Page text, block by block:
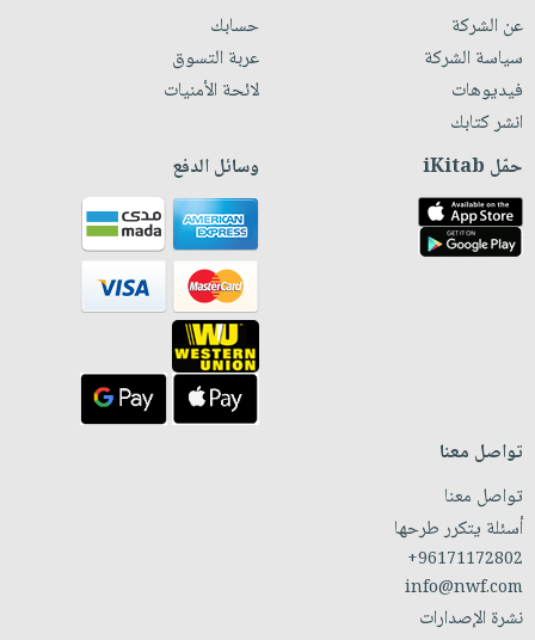
عن الشركة
سياسة الشركة
فيديوهات
انشر كتابك
حسابك
عربة التسوق
لائحة الأمنيات
حمّل iKitab وسائل الدفع
تواصل معنا
تواصل معنا
أسئلة يتكرر طرحها
+96171172802
info@nwf.com
نشرة الإصدارات